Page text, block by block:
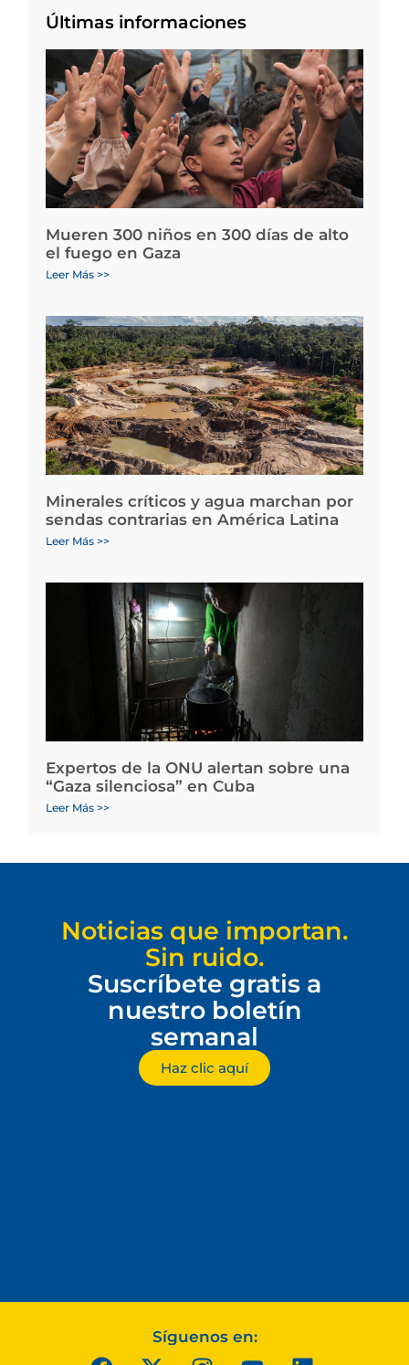
Últimas informaciones
Mueren 300 niños en 300 días de alto
el fuego en Gaza
Leer Más >>
Minerales críticos y agua marchan por
sendas contrarias en América Latina
Leer Más >>
Expertos de la ONU alertan sobre una
“Gaza silenciosa” en Cuba
Leer Más >>
Noticias que importan.
Sin ruido.
Suscríbete gratis a
nuestro boletín
semanal
Haz clic aquí
Síguenos en: